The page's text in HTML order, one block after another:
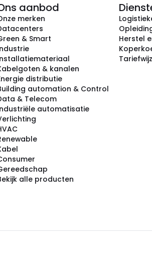
aanbod
merken
& Smart
& kanalen
distributie
automation & Control
& Telecom
automatisatie
alle producten
Herstel